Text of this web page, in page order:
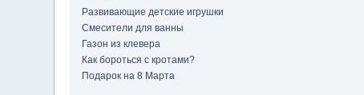
Развивающие детские игрушки
Смесители для ванны
Газон из клевера
Как бороться с кротами?
Подарок на 8 Марта